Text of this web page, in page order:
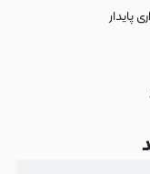
پایدار